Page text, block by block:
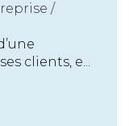
/
clients, e...